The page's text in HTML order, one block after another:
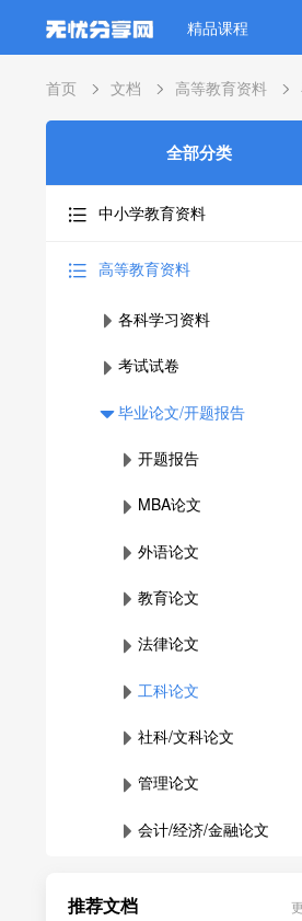
精品课程
首页 文档 高等教育资料
全部分类
中小学教育资料
高等教育资料
各科学习资料
考试试卷
毕业论文/开题报告
开题报告
MBA论文
外语论文
教育论文
法律论文
工科论文
社科/文科论文
管理论文
会计/经济/金融论文
推荐文档